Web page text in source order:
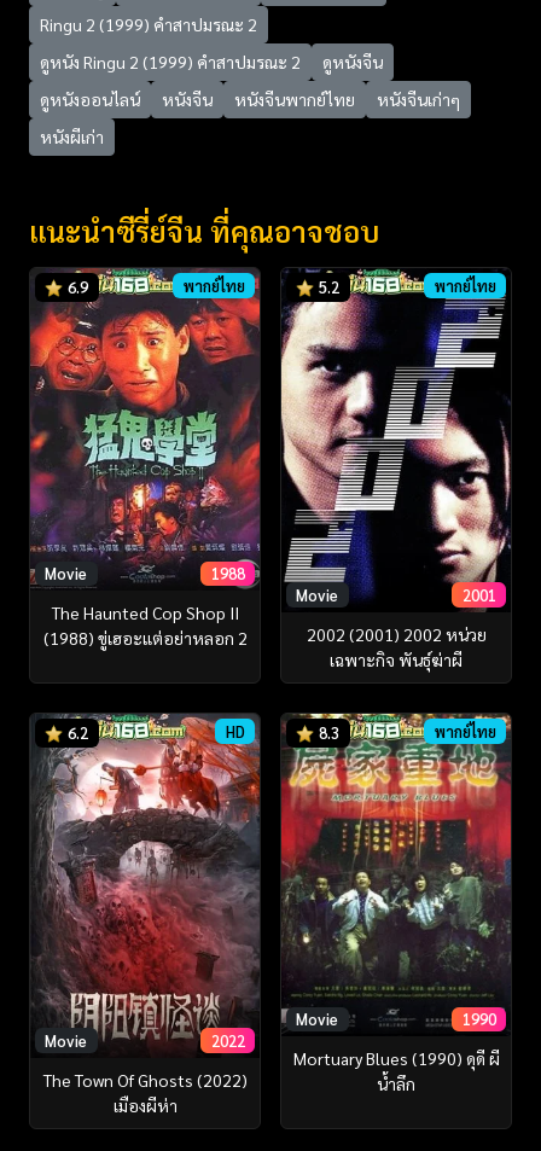
Ringu 2 (1999) คำสาปมรณะ 2
ดูหนัง Ringu 2 (1999) คำสาปมรณะ 2
ดูหนังจีน
ดูหนังออนไลน์
หนังจีน หนังจีนพากย์ไทย
หนังจีนเก่าๆ
หนังผีเก่า
แนะนำซีรี่ย์จีน ที่คุณอาจชอบ
6.9 พากย์ไทย
Movie 1988
The Haunted Cop Shop II
(1988) ขู่เฮอะแต่อย่าหลอก 2
5.2 พากย์ไทย
Movie 2001
2002 (2001) 2002 หน่วย
เฉพาะกิจ พันธุ์ฆ่าผี
6.2 HD
Movie 2022
The Town Of Ghosts (2022)
เมืองผีห่า
8.3 พากย์ไทย
Movie 1990
Mortuary Blues (1990) ดุดี ผี
น้ำลึก